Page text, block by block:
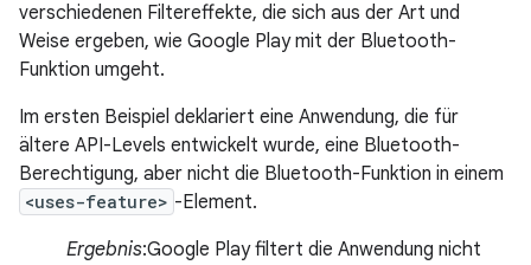
verschiedenen Filtereffekte, die sich aus der Art und
Weise ergeben, wie Google Play mit der Bluetooth-
Funktion umgeht.
Im ersten Beispiel deklariert eine Anwendung, die für
ältere API-Levels entwickelt wurde, eine Bluetooth-
Berechtigung, aber nicht die Bluetooth-Funktion in einem
<uses-feature> -Element.
Ergebnis:Google Play filtert die Anwendung nicht